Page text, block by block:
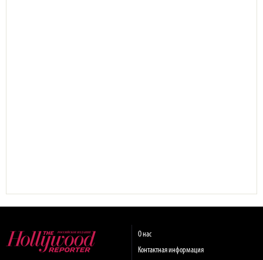
О нас
Контактная информация